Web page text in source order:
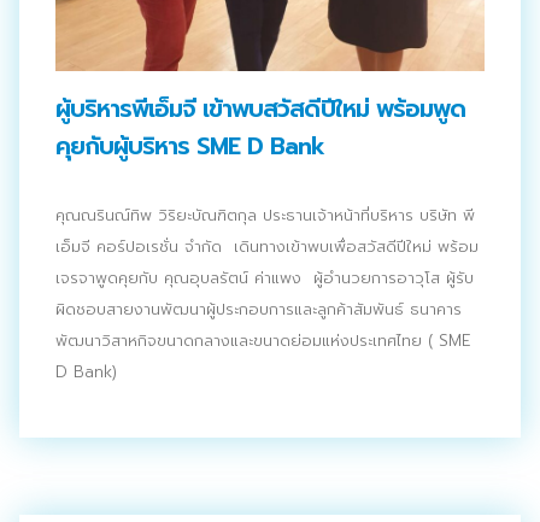
บริการของเรา
ประชาสัมพันธ์ผ่านสื่อออฟไลน์และสื่อออนไลน์
ผลงานของเรา
พัฒนาผลิตภัณฑ์
หน้าแรก
อบรมสัมมนาออฟไลน์และออนไลน์
ผู้บริหารพีเอ็มจี เข้าพบสวัสดีปีใหม่ พร้อมพูด
คุยกับผู้บริหาร SME D Bank
คุณณรินณ์ทิพ วิริยะบัณฑิตกุล ประธานเจ้าหน้าที่บริหาร บริษัท พี
เอ็มจี คอร์ปอเรชั่น จำกัด เดินทางเข้าพบเพื่อสวัสดีปีใหม่ พร้อม
เจรจาพูดคุยกับ คุณอุบลรัตน์ ค่าแพง ผู้อำนวยการอาวุโส ผู้รับ
ผิดชอบสายงานพัฒนาผู้ประกอบการและลูกค้าสัมพันธ์ ธนาคาร
พัฒนาวิสาหกิจขนาดกลางและขนาดย่อมแห่งประเทศไทย ( SME
D Bank)